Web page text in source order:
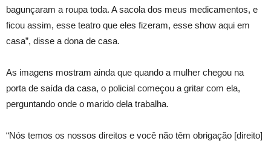
bagunçaram a roupa toda. A sacola dos meus medicamentos, e
ficou assim, esse teatro que eles fizeram, esse show aqui em
casa”, disse a dona de casa.
As imagens mostram ainda que quando a mulher chegou na
porta de saída da casa, o policial começou a gritar com ela,
perguntando onde o marido dela trabalha.
“Nós temos os nossos direitos e você não têm obrigação [direito]